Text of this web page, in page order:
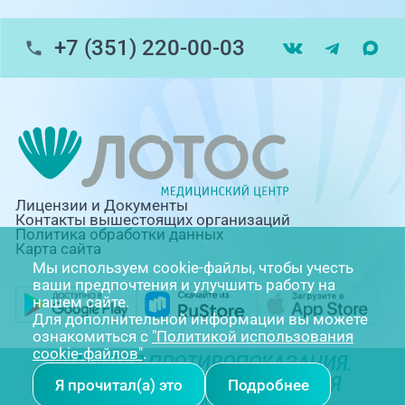
+7 (351) 220-00-03
Лицензии и Документы
Контакты вышестоящих организаций
Политика обработки данных
Карта сайта
ИМЕЮТСЯ ПРОТИВОПОКАЗАНИЯ.
НЕОБХОДИМА КОНСУЛЬТАЦИЯ
Мы используем cookie-файлы, чтобы учесть
ваши предпочтения и улучшить работу на
нашем сайте.
Для дополнительной информации вы можете
ознакомиться с "Политикой использования
cookie-файлов".
Я прочитал(а) это
Подробнее